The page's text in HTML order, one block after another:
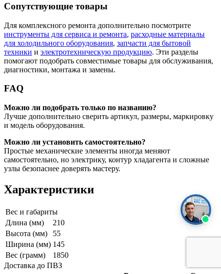
Сопутствующие товары
Для комплексного ремонта дополнительно посмотрите
инструменты для сервиса и ремонта, расходные материалы
для холодильного оборудования, запчасти для бытовой
техники и электротехническую продукцию. Эти разделы
помогают подобрать совместимые товары для обслуживания,
диагностики, монтажа и замены.
FAQ
Можно ли подобрать только по названию?
Лучше дополнительно сверить артикул, размеры, маркировку
и модель оборудования.
Можно ли установить самостоятельно?
Простые механические элементы иногда меняют
самостоятельно, но электрику, контур хладагента и сложные
узлы безопаснее доверять мастеру.
Характеристики
Вес и габариты
Длина (мм)
210
Высота (мм)
55
Ширина (мм) 145
Вес (грамм)
1850
Доставка до ПВЗ